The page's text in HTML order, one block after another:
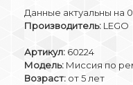
Данные актуальны на
Производитель: LEGO
Артикул: 60224
Модель: Миссия по
Возраст: от 5 лет